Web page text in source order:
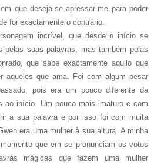
que deseja-se apressar-me para poder
foi exactamente o contrário.
incrível, que desde o início se
pelas suas palavras, mas também pelas
que sabe exactamente aquilo que
aqueles que ama. Foi com algum pesar
pois era um pouco diferente da
ao início. Um pouco mais imaturo e com
a sua palavra e por isso foi com muita
era uma mulher à sua altura. A minha
que em se pronunciam os votos
mágicas que fazem uma mulher